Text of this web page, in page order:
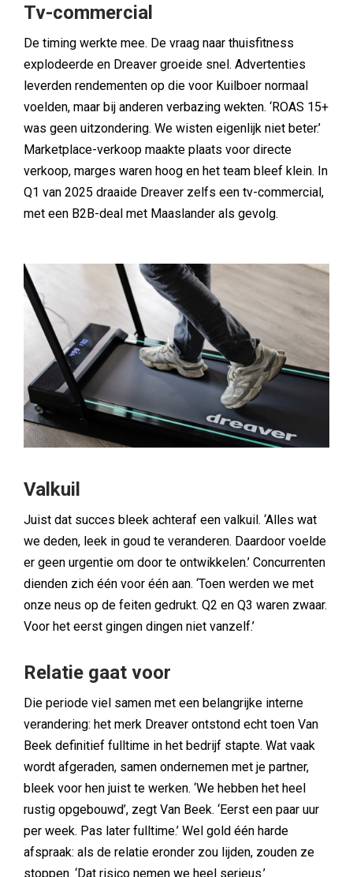
Tv-commercial
De timing werkte mee. De vraag naar thuisfitness
explodeerde en Dreaver groeide snel. Advertenties
leverden rendementen op die voor Kuilboer normaal
voelden, maar bij anderen verbazing wekten. ‘ROAS 15+
was geen uitzondering. We wisten eigenlijk niet beter.’
Marketplace-verkoop maakte plaats voor directe
verkoop, marges waren hoog en het team bleef klein. In
Q1 van 2025 draaide Dreaver zelfs een tv-commercial,
met een B2B-deal met Maaslander als gevolg.
Valkuil
Juist dat succes bleek achteraf een valkuil. ‘Alles wat
we deden, leek in goud te veranderen. Daardoor voelde
er geen urgentie om door te ontwikkelen.’ Concurrenten
dienden zich één voor één aan. ‘Toen werden we met
onze neus op de feiten gedrukt. Q2 en Q3 waren zwaar.
Voor het eerst gingen dingen niet vanzelf.’
Relatie gaat voor
Die periode viel samen met een belangrijke interne
verandering: het merk Dreaver ontstond echt toen Van
Beek definitief fulltime in het bedrijf stapte. Wat vaak
wordt afgeraden, samen ondernemen met je partner,
bleek voor hen juist te werken. ‘We hebben het heel
rustig opgebouwd’, zegt Van Beek. ‘Eerst een paar uur
per week. Pas later fulltime.’ Wel gold één harde
afspraak: als de relatie eronder zou lijden, zouden ze
stoppen. ‘Dat risico nemen we heel serieus.’